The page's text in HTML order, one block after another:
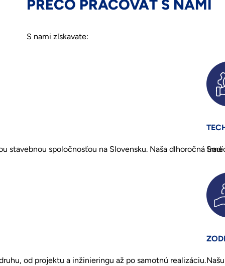
PREČO PRACOVAŤ S NAMI
S nami získavate:
stavebnou spoločnosťou na Slovensku. Naša dlhoročná
od projektu a inžinieringu až po samotnú realizáciu.